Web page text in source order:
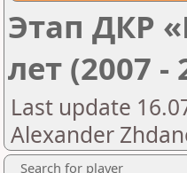
Этап ДКР
лет (2007 -
Last update
Alexander
Search for player